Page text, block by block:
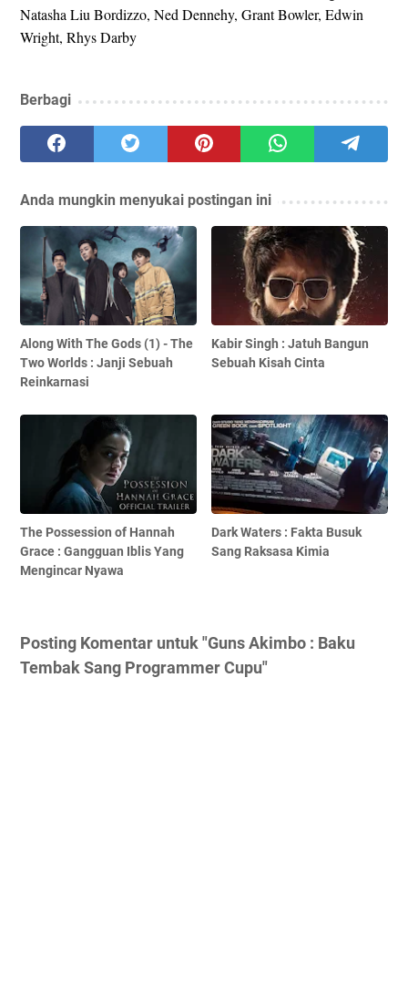
Natasha Liu Bordizzo, Ned Dennehy, Grant Bowler, Edwin
Wright, Rhys Darby
Berbagi
Anda mungkin menyukai postingan ini
Along With The Gods (1) - The
Two Worlds : Janji Sebuah
Reinkarnasi
Kabir Singh : Jatuh Bangun
Sebuah Kisah Cinta
The Possession of Hannah
Grace : Gangguan Iblis Yang
Mengincar Nyawa
Dark Waters : Fakta Busuk
Sang Raksasa Kimia
Posting Komentar untuk "Guns Akimbo : Baku
Tembak Sang Programmer Cupu"